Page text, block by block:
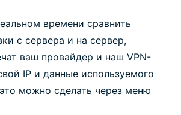
времени сравнить
с сервера и на сервер,
ваш провайдер и наш VPN-
IP и данные используемого
можно сделать через меню